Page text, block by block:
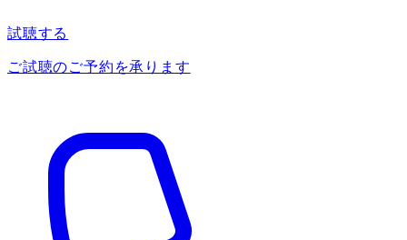
試聴する
ご試聴のご予約を承ります